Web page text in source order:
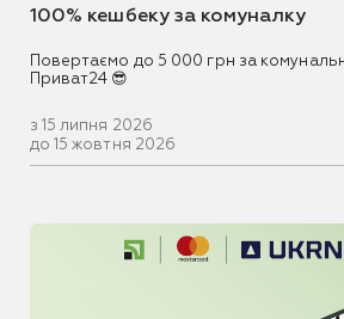
100% кешбеку за комуналку
Повертаємо до 5 000 грн за
Приват24 😎
з 15 липня 2026
до 15 жовтня 2026